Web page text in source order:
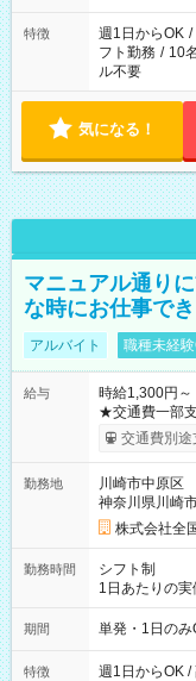
ください！
特徴 週1日からOK /
フト勤務 / 10
ル不要
気になる！
マニュアル通り
な時にお仕事で
アルバイト 職種未経
給与
時給1,300円～
★交通費一部支給 時給1,300円～ ※試験・役割によ
※勤務回数に
り！】 希望
例】 ・河合塾
×8時間＝日収
円の場合あり
円（役割手当＋
間】試用期間な
交通費別途
勤務地
川崎市中原区
神奈川県川崎
株式会社全
勤務時間
シフト制
1日あたりの
間は 試験に
期間 単発・1日のみ
特徴 週1日からOK /